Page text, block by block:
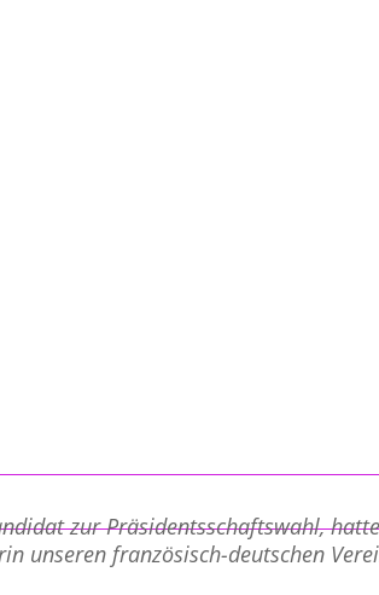
zur Präsidentsschaftswahl,
unseren französisch-deutschen